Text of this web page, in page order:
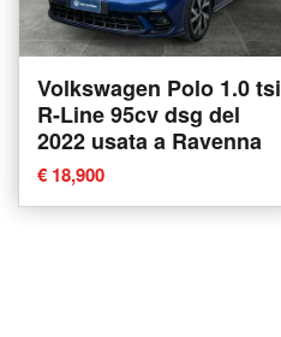
Volkswagen Polo 1.0 tsi
R-Line 95cv dsg del
2022 usata a Ravenna
€ 18,900